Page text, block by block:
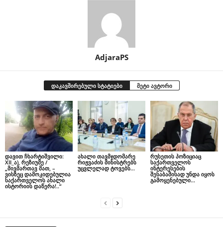
AdjaraPS
დაკავშირებული სტატიები მეტი ავტორი
დავით ჩხარტიშვილი:
XII_ა), რეზიუმე /
„მივმართავ მათ, –
ვისზეც დამოკიდებულია
საქართველოს ახალი
ისტორიის დაწერა!..“
ახალი თავმჯდომარე
რიჟვაძის მინისტრებს
უცვლელად ტოვებს…
რუსეთის პოზიციაც
საქართველოს
ინტერესების
შესაბამისად უნდა იყოს
გამოყენებული…